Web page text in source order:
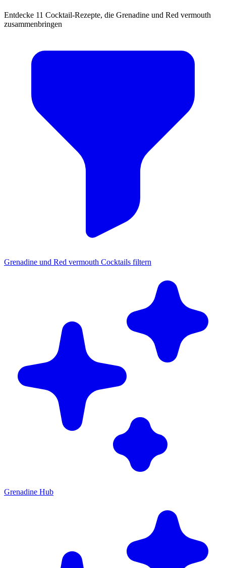
Entdecke 11 Cocktail-Rezepte, die Grenadine und Red vermouth
zusammenbringen
Grenadine und Red vermouth Cocktails filtern
Grenadine Hub